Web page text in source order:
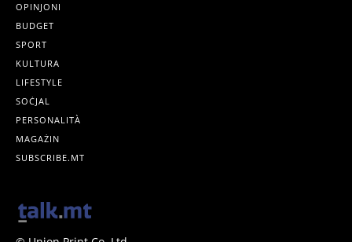
OPINJONI
BUDGET
SPORT
KULTURA
LIFESTYLE
SOĊJAL
PERSONALITÀ
MAGAŻIN
SUBSCRIBE.MT